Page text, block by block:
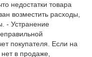
недостатки товара
возместить расходы,
- Устранение
покупателя. Если на
в продаже,